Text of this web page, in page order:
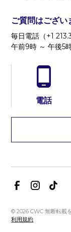
ご質問はござい
毎日電話（+1
午前9時 ～ 午後5
電話
© 2026 CWC 無断転載
利用規約